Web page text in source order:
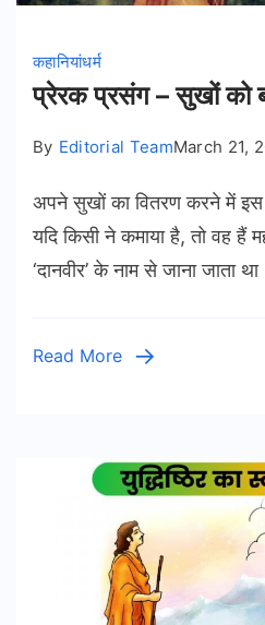
कहानियांधर्म
प्रेरक प्रसंग – सुखों को
By Editorial TeamMarch 21,
अपने सुखों का वितरण करने में
यदि किसी ने कमाया है, तो वह हैं
‘दानवीर’ के नाम से जाना जाता
Read More